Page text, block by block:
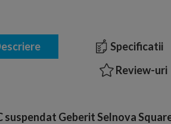
Specificatii
Review-uri
suspendat Geberit Selnova